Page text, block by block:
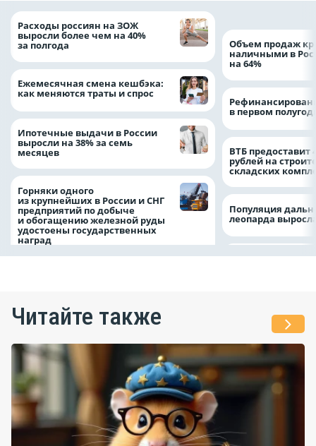
Расходы россиян на ЗОЖ
выросли более чем на 40%
за полгода
Ежемесячная смена кешбэка:
как меняются траты и спрос
Ипотечные выдачи в России
выросли на 38% за семь
месяцев
Горняки одного
из крупнейших в России и СНГ
предприятий по добыче
и обогащению железной руды
удостоены государственных
наград
Объем продаж
наличными в
на 64%
в первом
ВТБ предоставит
рублей на
складских
Популяция
леопарда
Читайте также